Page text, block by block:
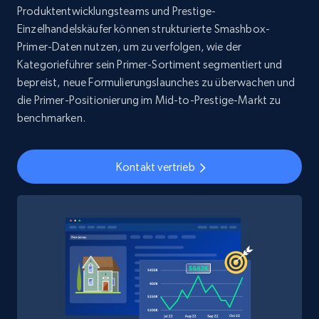
Social media
8.1K+ 716+ Jetzt kaufen
URL, Product name, Product rating, Product
rating object, Product rating max, Rating,
Author name, Asin, and more.
eCommerce
7.4K+ 870+ Jetzt kaufen
Produktentwicklungsteams und Prestige-
Einzelhandelskäufer können strukturierte Smashbox-
Primer-Daten nutzen, um zu verfolgen, wie der
Kategorieführer sein Primer-Sortiment segmentiert und
bepreist, neue Formulierungslaunches zu überwachen und
die Primer-Positionierung im Mid-to-Prestige-Markt zu
benchmarken.
Kontakt vertrieb